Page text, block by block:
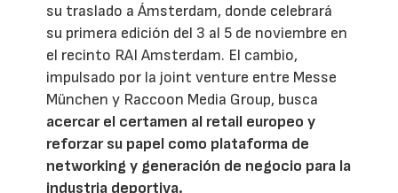
su traslado a Ámsterdam, donde celebrará
su primera edición del 3 al 5 de noviembre en
el recinto RAI Amsterdam. El cambio,
impulsado por la joint venture entre Messe
München y Raccoon Media Group, busca
acercar el certamen al retail europeo y
reforzar su papel como plataforma de
networking y generación de negocio para la
industria deportiva.